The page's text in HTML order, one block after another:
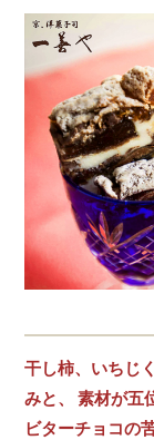
干し柿、いちじ
みと、 素材が五
ビターチョコの